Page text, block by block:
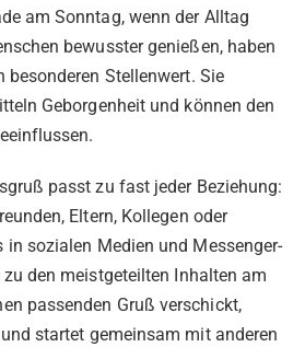
am Sonntag, wenn der Alltag
bewusster genießen, haben
besonderen Stellenwert. Sie
Geborgenheit und können den
passt zu fast jeder Beziehung:
Eltern, Kollegen oder
in sozialen Medien und Messenger-
den meistgeteilten Inhalten am
passenden Gruß verschickt,
startet gemeinsam mit anderen